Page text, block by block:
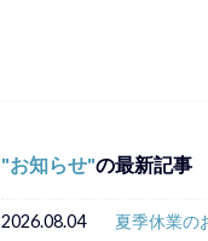
お知らせ の最新記事
2026.08.04 夏季休業の